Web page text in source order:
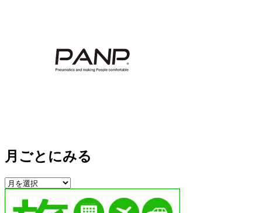
月ごとにみる
月
ご
と